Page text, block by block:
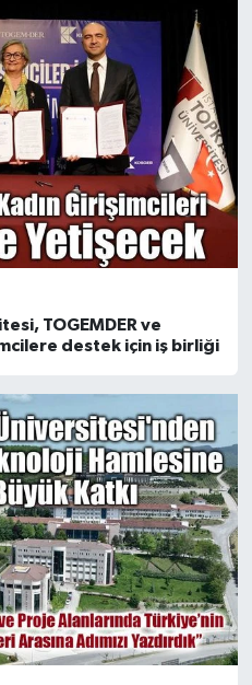
TOGEMDER ve
destek için iş birliği